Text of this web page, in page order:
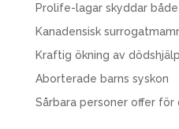
Prolife-lagar skyddar
Kanadensisk
Kraftig ökning av
Aborterade barns syskon
Sårbara personer offer för